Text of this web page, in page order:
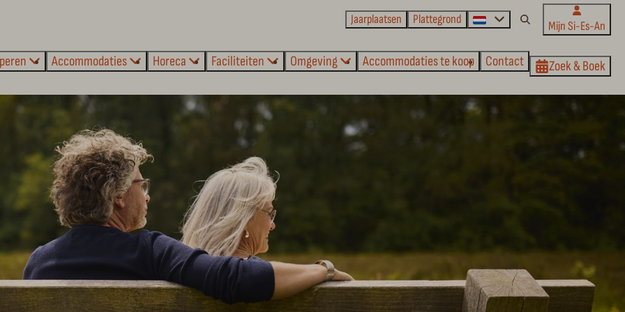
Jaarplaatsen Plattegrond Mijn Si-Es-An
Accommodaties Horeca Faciliteiten Omgeving Accommodaties te koop Contact Zoek & Boek